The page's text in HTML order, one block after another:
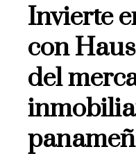
Invierte
con
del